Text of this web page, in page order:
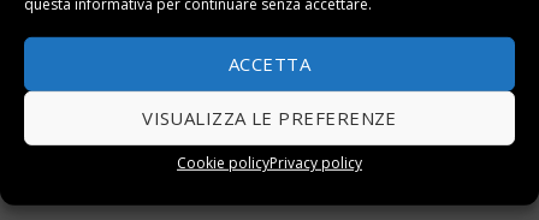
questa informativa per continuare senza accettare.
ACCETTA
VISUALIZZA LE PREFERENZE
Cookie policyPrivacy policy
In questa sezione trovi modelli di tenda doccia in
tessuto.
Ti potrebbe anche interessare laguida alla scelta della